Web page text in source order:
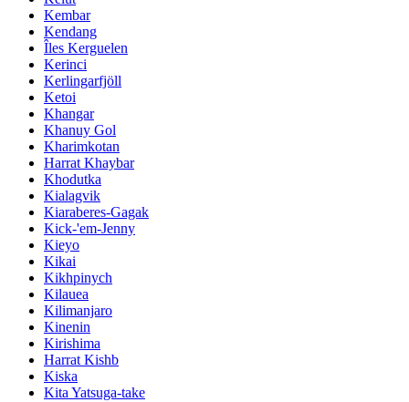
Kembar
Kendang
Îles Kerguelen
Kerinci
Kerlingarfjöll
Ketoi
Khangar
Khanuy Gol
Kharimkotan
Harrat Khaybar
Khodutka
Kialagvik
Kiaraberes-Gagak
Kick-'em-Jenny
Kieyo
Kikai
Kikhpinych
Kilauea
Kilimanjaro
Kinenin
Kirishima
Harrat Kishb
Kiska
Kita Yatsuga-take